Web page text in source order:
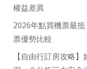
權益差異
2026年點買機票最
票優勢比較
【自由行訂房攻略